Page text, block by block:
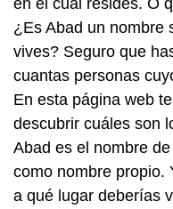
en el cual resides. O
¿Es Abad un nombre
vives? Seguro que
cuantas personas
En esta página web
descubrir cuáles son
Abad es el nombre
como nombre propio.
a qué lugar deberías